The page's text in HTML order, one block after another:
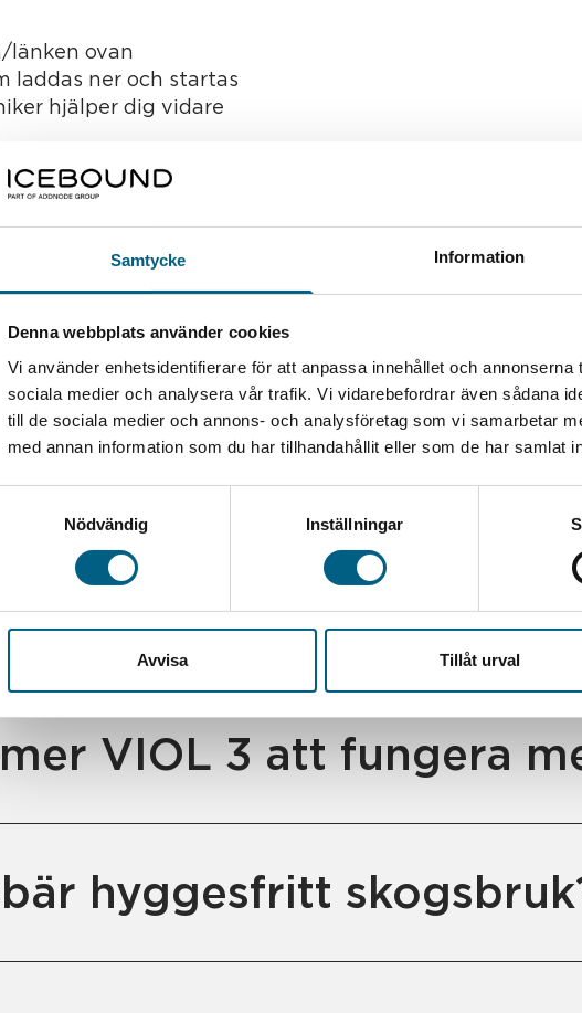
Samtycke Information
Denna webbplats använder cookies
Vi använder enhetsidentifierare för att anpassa innehållet och
sociala medier och analysera vår trafik. Vi vidarebefordrar även sådana
till de sociala medier och annons- och analysföretag som vi samarbetar
med annan information som du har tillhandahållit eller som de har samlat
Nödvändig
Inställningar
Avvisa Tillåt urval
länken ovan
laddas ner och startas
hjälper dig vidare
på bilden ovan kommer du automatiskt att
för nedladdning.
TeamViewer QuickSupport-appen från
Apple Store
appen och leta reda på ditt ID-nummer
till din supporttekniker
kommer att begära en fjärranslutning
anslutningen börjar fjärrsessionen
VIOL 3 att fungera
hyggesfritt